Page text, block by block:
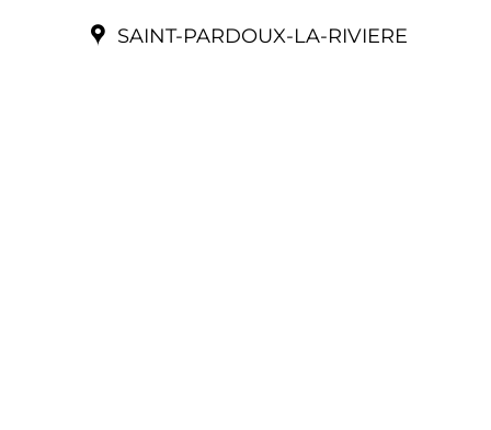
SAINT-PARDOUX-LA-RIVIERE